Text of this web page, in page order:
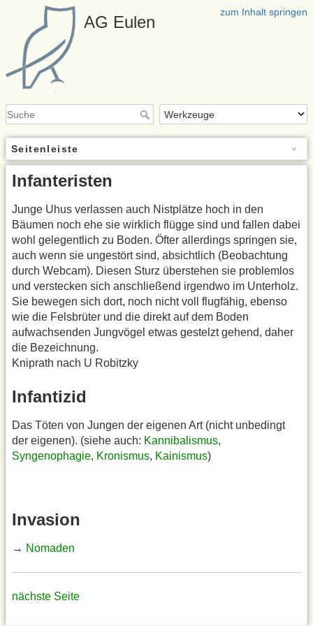
zum Inhalt springen
AG Eulen
Seitenleiste
Infanteristen
Junge Uhus verlassen auch Nistplätze hoch in den
Bäumen noch ehe sie wirklich flügge sind und fallen dabei
wohl gelegentlich zu Boden. Öfter allerdings springen sie,
auch wenn sie ungestört sind, absichtlich (Beobachtung
durch Webcam). Diesen Sturz überstehen sie problemlos
und verstecken sich anschließend irgendwo im Unterholz.
Sie bewegen sich dort, noch nicht voll flugfähig, ebenso
wie die Felsbrüter und die direkt auf dem Boden
aufwachsenden Jungvögel etwas gestelzt gehend, daher
die Bezeichnung.
Kniprath nach U Robitzky
Infantizid
Das Töten von Jungen der eigenen Art (nicht unbedingt
der eigenen). (siehe auch: Kannibalismus,
Syngenophagie, Kronismus, Kainismus)
Invasion
→ Nomaden
nächste Seite